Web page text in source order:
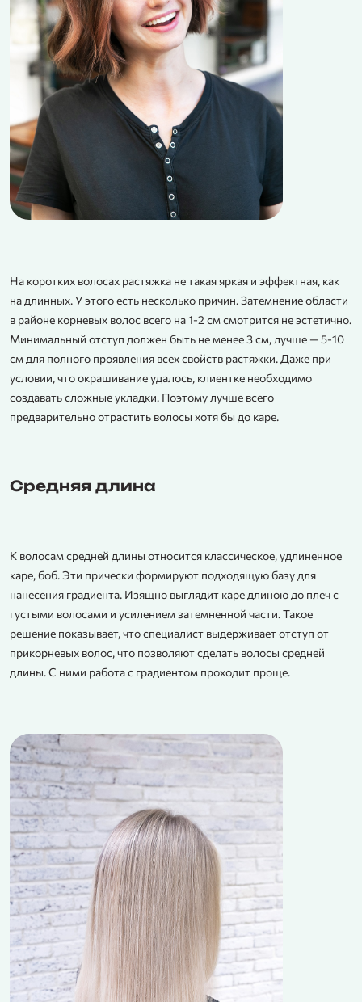
На коротких волосах растяжка не такая яркая и эффектная, как
на длинных. У этого есть несколько причин. Затемнение области
в районе корневых волос всего на 1-2 см смотрится не эстетично.
Минимальный отступ должен быть не менее 3 см, лучше — 5-10
см для полного проявления всех свойств растяжки. Даже при
условии, что окрашивание удалось, клиентке необходимо
создавать сложные укладки. Поэтому лучше всего
предварительно отрастить волосы хотя бы до каре.
Средняя длина
К волосам средней длины относится классическое, удлиненное
каре, боб. Эти прически формируют подходящую базу для
нанесения градиента. Изящно выглядит каре длиною до плеч с
густыми волосами и усилением затемненной части. Такое
решение показывает, что специалист выдерживает отступ от
прикорневых волос, что позволяют сделать волосы средней
длины. С ними работа с градиентом проходит проще.